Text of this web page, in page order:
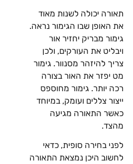
תאורה יכולה לשנות מאוד
את האופן שבו הגימור נראה.
גימור מבריק יחזיר אור
ויבליט את העורקים, ולכן
צריך להיזהר מסנוור. גימור
מט יפזר את האור בצורה
רכה יותר. גימור מחוספס
ייצור צללים ועומק, במיוחד
כאשר התאורה מגיעה
מהצד.
לפני בחירה סופית, כדאי
לחשוב היכן נמצאת התאורה